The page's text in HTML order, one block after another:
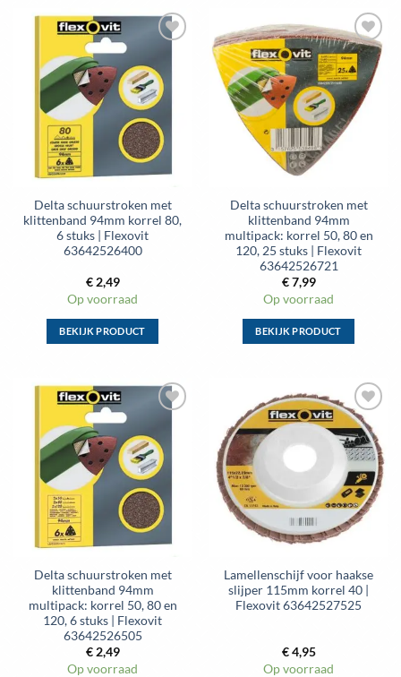
heeft
meerdere
variaties.
Deze
optie
gekozen
worden
productpagina
meerdere
variaties.
Deze
optie
kan
gekozen
worden
op
productpagina
aan
wenslijst
Delta schuurstroken met
klittenband 94mm korrel 80,
6 stuks | Flexovit
63642526400
€2,49
Op voorraad
BEKIJK PRODUCT
heeft
meerdere
variaties.
Deze
optie
gekozen
worden
productpagina
Toevoegen
aan
wenslijst
Delta schuurstroken met
klittenband 94mm
multipack: korrel 50, 80 en
120, 25 stuks | Flexovit
63642526721
€7,99
Op voorraad
BEKIJK PRODUCT
meerdere
variaties.
Deze
optie
gekozen
worden
op
productpagina
aan
wenslijst
Delta schuurstroken met
klittenband 94mm
multipack: korrel 50, 80 en
120, 6 stuks | Flexovit
63642526505
€2,49
Op voorraad
Toevoegen
aan
wenslijst
Lamellenschijf voor haakse
slijper 115mm korrel 40 |
Flexovit 63642527525
€4,95
Op voorraad